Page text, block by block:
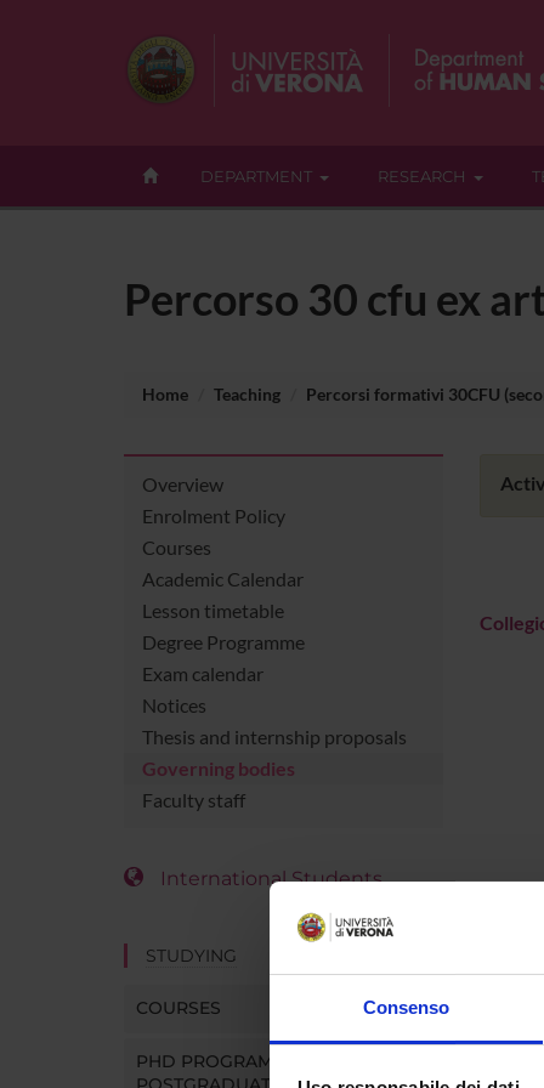
Consenso
DEPARTMENT RESEARCH
Percorso 30 cfu ex
Home Teaching Percorsi formativi 30CFU
Overview
Enrolment Policy
Courses
Academic Calendar
Lesson timetable
Degree Programme
Exam calendar
Notices
Thesis and internship proposals
Governing bodies
Faculty staff
International Students
STUDYING
COURSES
PHD PROGRAMMES AND